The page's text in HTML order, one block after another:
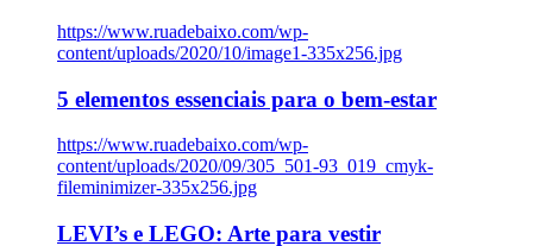
https://www.ruadebaixo.com/wp-
content/uploads/2020/10/image1-335x256.jpg
5 elementos essenciais para o bem-estar
https://www.ruadebaixo.com/wp-
content/uploads/2020/09/305_501-93_019_cmyk-
fileminimizer-335x256.jpg
LEVI’s e LEGO: Arte para vestir